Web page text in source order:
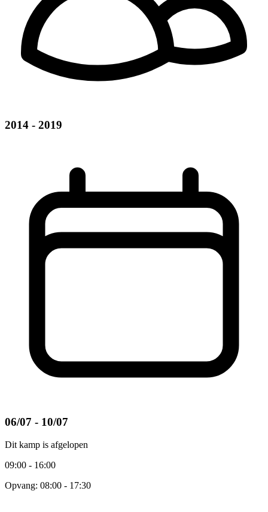
2014 - 2019
06/07 - 10/07
Dit kamp is afgelopen
09:00 - 16:00
Opvang: 08:00 - 17:30